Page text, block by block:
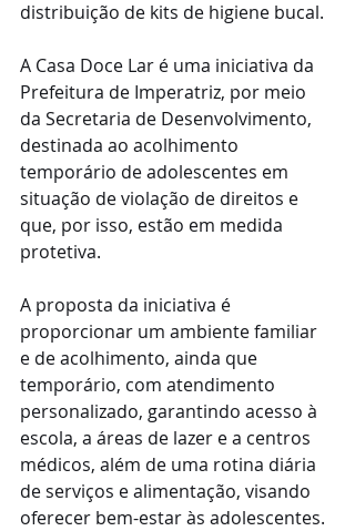
distribuição de kits de higiene bucal.
A Casa Doce Lar é uma iniciativa da
Prefeitura de Imperatriz, por meio
da Secretaria de Desenvolvimento,
destinada ao acolhimento
temporário de adolescentes em
situação de violação de direitos e
que, por isso, estão em medida
protetiva.
A proposta da iniciativa é
proporcionar um ambiente familiar
e de acolhimento, ainda que
temporário, com atendimento
personalizado, garantindo acesso à
escola, a áreas de lazer e a centros
médicos, além de uma rotina diária
de serviços e alimentação, visando
oferecer bem-estar às adolescentes.